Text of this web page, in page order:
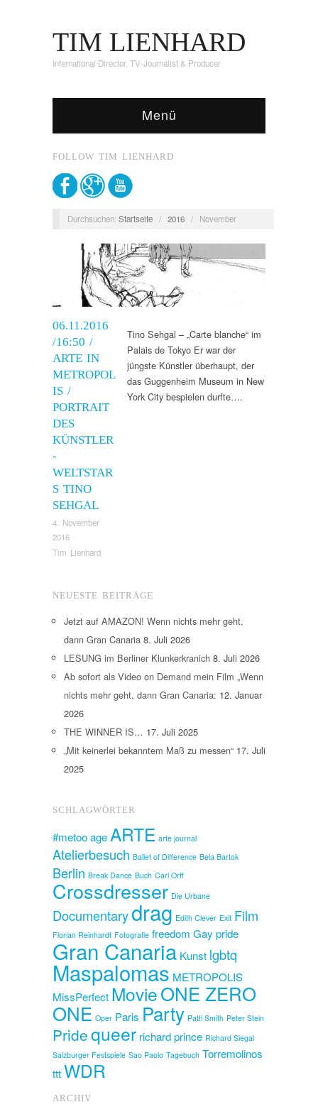
TIM LIENHARD
International Director, TV-Journalist & Producer
Menü
FOLLOW TIM LIENHARD
Durchsuchen: Startseite / 2016 / November
06.11.2016
/16:50 /
ARTE IN
METROPOL
IS /
PORTRAIT
DES
KÜNSTLER
-
WELTSTAR
S TINO
SEHGAL
4. November
2016
Tim Lienhard
Tim Lienhard
Tino Sehgal – „Carte blanche“ im
Palais de Tokyo Er war der
jüngste Künstler überhaupt, der
das Guggenheim Museum in New
York City bespielen durfte….
NEUESTE BEITRÄGE
Jetzt auf AMAZON! Wenn nichts mehr geht,
dann Gran Canaria 8. Juli 2026
LESUNG im Berliner Klunkerkranich 8. Juli 2026
Ab sofort als Video on Demand mein Film „Wenn
nichts mehr geht, dann Gran Canaria: 12. Januar
2026
THE WINNER IS… 17. Juli 2025
„Mit keinerlei bekanntem Maß zu messen“ 17. Juli
2025
SCHLAGWÖRTER
#metooage ARTE arte journal
Atelierbesuch Ballet of Difference Bela Bartok
Berlin Break Dance Buch Carl Orff
Crossdresser Die Urbane
Documentarydrag Edith Clever Exit Film
Florian Reinhardt Fotografie freedom Gay pride
Gran Canaria Kunst lgbtq
Maspalomas METROPOLIS
MissPerfect MovieONE ZERO
ONE Oper Paris Party Patti Smith Peter Stein
Pridequeer richard prince Richard Siegal
Salzburger Festspiele Sao Paolo Tagebuch Torremolinos
tttWDR
ARCHIV